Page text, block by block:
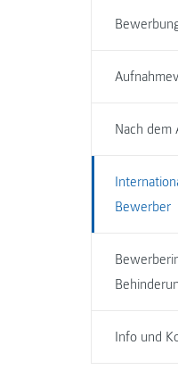
Nach dem
Bewerber
Info und